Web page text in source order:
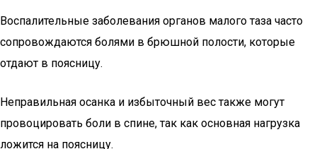
Воспалительные заболевания органов малого таза часто
сопровождаются болями в брюшной полости, которые
отдают в поясницу.
Неправильная осанка и избыточный вес также могут
провоцировать боли в спине, так как основная нагрузка
ложится на поясницу.